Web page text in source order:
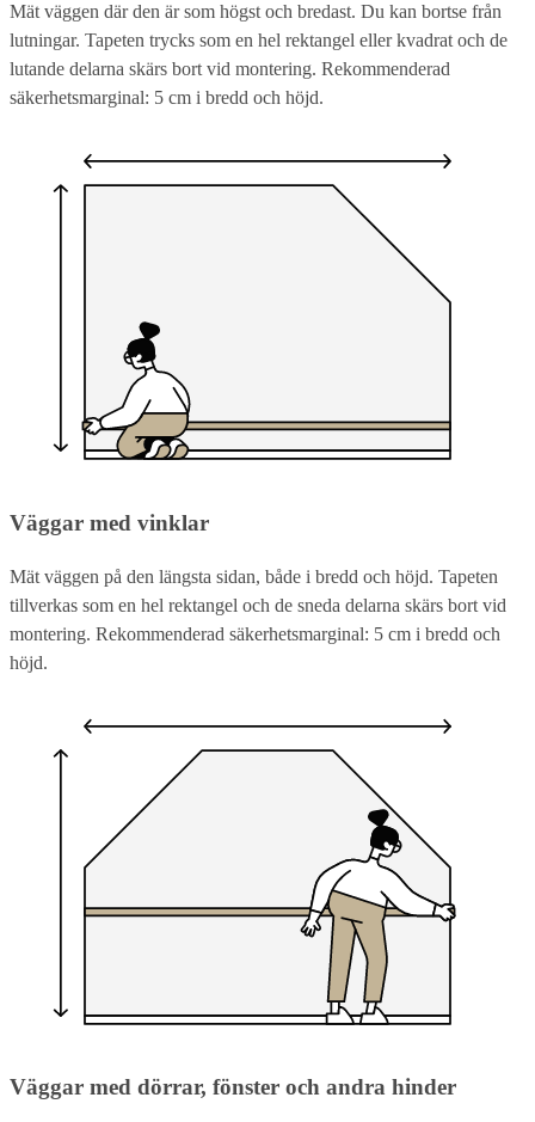
Mät väggen där den är som högst och bredast. Du kan bortse från
lutningar. Tapeten trycks som en hel rektangel eller kvadrat och de
lutande delarna skärs bort vid montering. Rekommenderad
säkerhetsmarginal: 5 cm i bredd och höjd.
Väggar med vinklar
Mät väggen på den längsta sidan, både i bredd och höjd. Tapeten
tillverkas som en hel rektangel och de sneda delarna skärs bort vid
montering. Rekommenderad säkerhetsmarginal: 5 cm i bredd och
höjd.
Väggar med dörrar, fönster och andra hinder